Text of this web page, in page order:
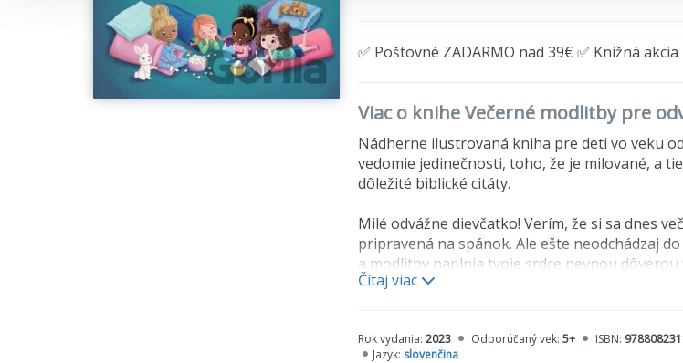
✅ Poštovné ZADARMO nad 39€ ✅ Knižná
Viac o knihe Večerné modlitby pre
Nádherne ilustrovaná kniha pre deti vo veku
vedomie jedinečnosti, toho, že je milované, a
dôležité biblické citáty.
Milé odvážne dievčatko! Verím, že si sa dnes
pripravená na spánok. Ale ešte neodchádzaj
a modlitby naplnia tvoje srdce pevnou
viac, ako si dokážeš predstaviť! On ti dá ten
Čítaj viac
Rok vydania: 2023 Odporúčaný vek: 5+ ISBN:
Jazyk: slovenčina